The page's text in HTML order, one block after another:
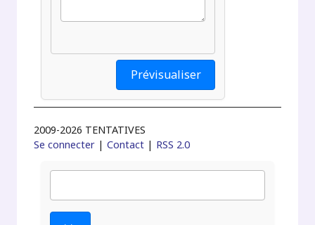
2009-2026 TENTATIVES
Se connecter |Contact | RSS 2.0